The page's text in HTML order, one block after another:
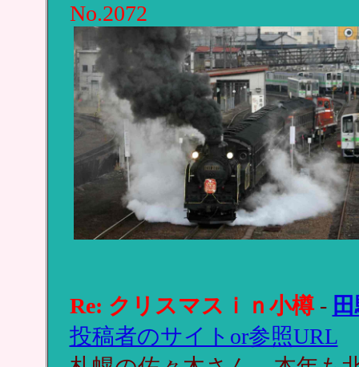
No.2072
Re: クリスマスｉｎ小樽-
投稿者のサイトor参照URL